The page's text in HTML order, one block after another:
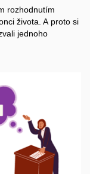
rozhodnutím
života. A proto si
jednoho